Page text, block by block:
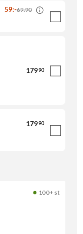
59:-69:90
17990
17990
100+ st